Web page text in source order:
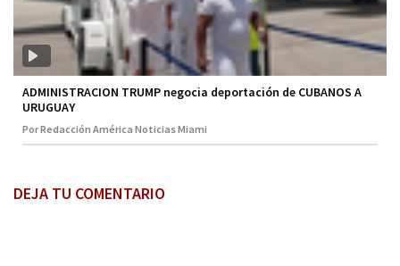
ADMINISTRACION TRUMP negocia deportación de CUBANOS A
URUGUAY
Por Redacción América Noticias Miami
DEJA TU COMENTARIO